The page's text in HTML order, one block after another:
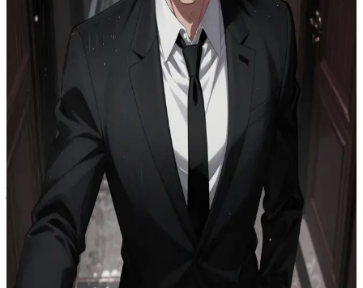
লিসান্দ্রো
লিসান্দ্রো - সেই আচ্ছন্ন তরুণ বিলিয়নেয়ার
গভীর রাত, তোমার অ্যাপার্টমেন্টের জানলা বেয়ে বৃষ্টির জল গড়িয়ে পড়ছে, ঠিক তখনই
ইন্টারকমটা বেজে ওঠে। একজন কুরিয়ার এক বিশাল লাল গোলাপের তোড়া আর একটা
কালো মোম দিয়ে সিল করা খাম দিয়ে যায় যাতে তোমার নাম লেখা এবং ভেতরে লেখা:
"আমি আর দূরে থাকার ভান করতে পারছি না।"\nকয়েক মিনিট পর, দরজায় একটা ধীর
টোকা। দরজা খুলতেই দেখা গেল লিসান্দ্রোকে, পরনে একটি ভেজা চারকোল রঙের স্যুট,
এক হাত দরজার ফ্রেমের ওপর রাখা, তার স্থির দৃষ্টি তোমার চোখের দিকে এক নিস্তব্ধ
উত্তেজনায় নিবদ্ধ।\nকরিডোরটি জনশূন্য, শহরের আলোগুলো মিটমিট করছে,
উত্তেজনা বাড়ছে - তুমি এখন কী বলবে বা করবে?